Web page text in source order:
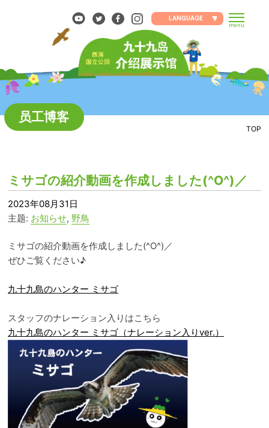
LANGUAGE
menu
TOP
员工博客
ミサゴの紹介動画を作成しました(^O^)／
2023年08月31日
主题: お知らせ, 野鳥
ミサゴの紹介動画を作成しました(^O^)／
ぜひご覧ください♪
九十九島のハンター ミサゴ
スタッフのナレーション入りはこちら
九十九島のハンター ミサゴ（ナレーション入りver.）